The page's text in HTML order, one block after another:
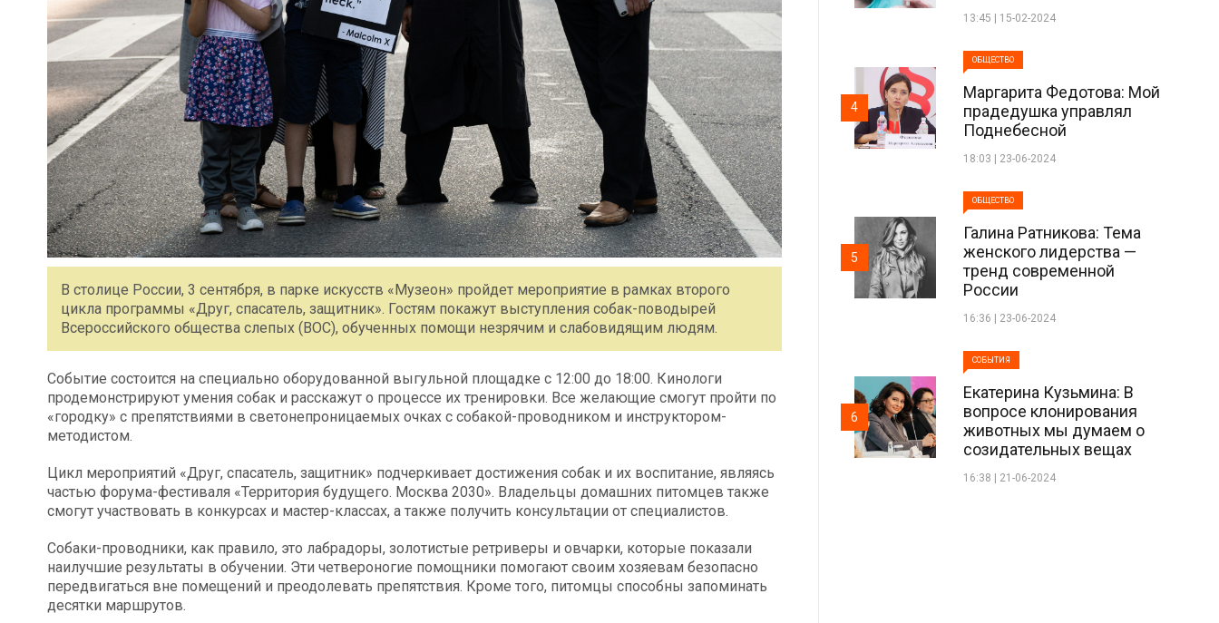
В столице России, 3 сентября, в парке искусств «Музеон» пройдет мероприятие в рамках второго
цикла программы «Друг, спасатель, защитник». Гостям покажут выступления собак-поводырей
Всероссийского общества слепых (ВОС), обученных помощи незрячим и слабовидящим людям.
Событие состоится на специально оборудованной выгульной площадке с 12:00 до 18:00. Кинологи
продемонстрируют умения собак и расскажут о процессе их тренировки. Все желающие смогут пройти по
«городку» с препятствиями в светонепроницаемых очках с собакой-проводником и инструктором-
методистом.
Цикл мероприятий «Друг, спасатель, защитник» подчеркивает достижения собак и их воспитание, являясь
частью форума-фестиваля «Территория будущего. Москва 2030». Владельцы домашних питомцев также
смогут участвовать в конкурсах и мастер-классах, а также получить консультации от специалистов.
Собаки-проводники, как правило, это лабрадоры, золотистые ретриверы и овчарки, которые показали
наилучшие результаты в обучении. Эти четвероногие помощники помогают своим хозяевам безопасно
передвигаться вне помещений и преодолевать препятствия. Кроме того, питомцы способны запоминать
десятки маршрутов.
13:45 | 15-02-2024
ОБЩЕСТВО
Маргарита Федотова: Мой
прадедушка управлял
Поднебесной
18:03 | 23-06-2024
4
ОБЩЕСТВО
Галина Ратникова: Тема
женского лидерства —
тренд современной
России
16:36 | 23-06-2024
5
СОБЫТИЯ
Екатерина Кузьмина: В
вопросе клонирования
животных мы думаем о
созидательных вещах
16:38 | 21-06-2024
6